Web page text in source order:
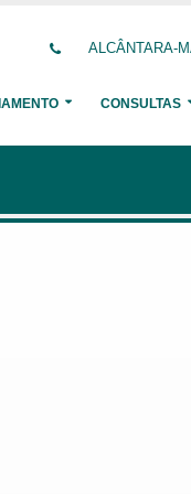
ALCÂNTARA-
CONSULTAS